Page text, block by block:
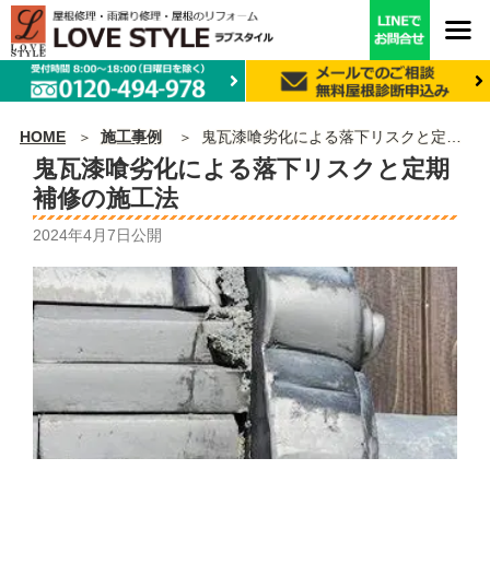
HOME 施工事例 鬼瓦漆喰劣化による落下リスクと定期補修の施工法
鬼瓦漆喰劣化による落下リスクと定期
補修の施工法
2024年4月7日公開